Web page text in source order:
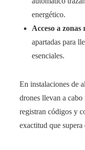
energético.
Acceso a zonas
apartadas para
esenciales.
En instalaciones de
drones llevan a
registran códigos y
exactitud que